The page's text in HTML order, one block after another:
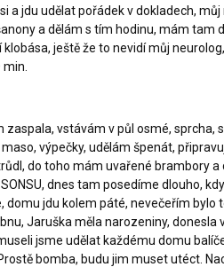
a jdu udělat pořádek v dokladech,
a dělám s tím hodinu, mám tam
klobása, ještě že to nevidí můj
zaspala, vstávám v půl osmé, sprcha,
výpečky, udělám špenát,
do toho mám uvařené brambory a
dnes tam posedíme dlouho,
domu jdu kolem páté, nevečeřím bylo
Jaruška měla narozeniny, donesla
jsme udělat každému domu
bomba, budu jim muset utéct.